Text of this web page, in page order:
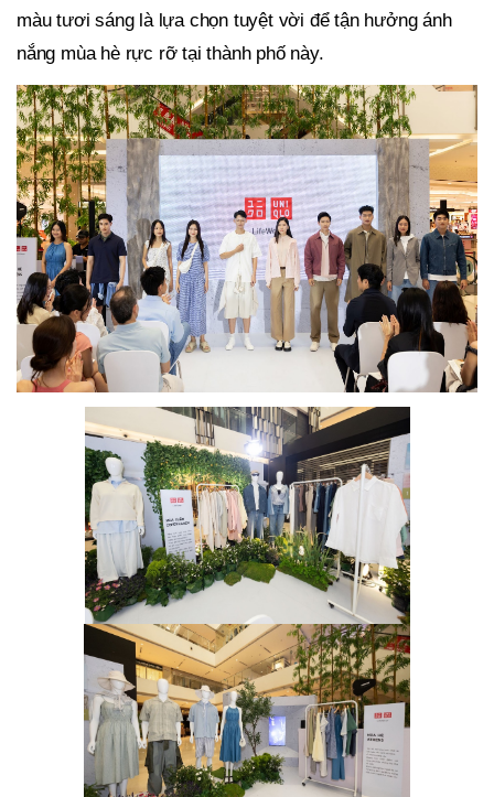
màu tươi sáng là lựa chọn tuyệt vời để tận hưởng ánh
nắng mùa hè rực rỡ tại thành phố này.